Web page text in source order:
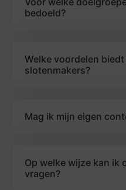
bedoeld?
Welke voordelen
slotenmakers?
Mag ik mijn eigen
Op welke wijze kan ik
vragen?